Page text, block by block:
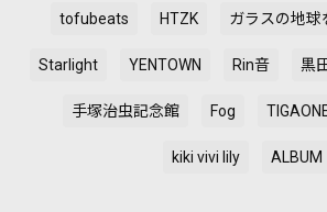
tofubeats HTZK ガラスの地球
Starlight YENTOWN Rin音 黒
手塚治虫記念館 Fog
kiki vivi lily ALBUM